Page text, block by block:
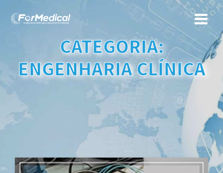
CATEGORIA:
ENGENHARIA CLÍNICA